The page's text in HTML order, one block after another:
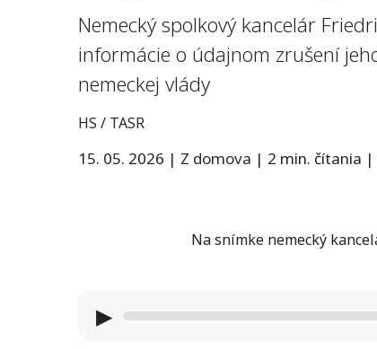
Nemecký spolkový kancelár
informácie o údajnom zrušení
nemeckej vlády
HS / TASR
15. 05. 2026 | Z domova | 2 min. čítania |
Na snímke nemecký
▶